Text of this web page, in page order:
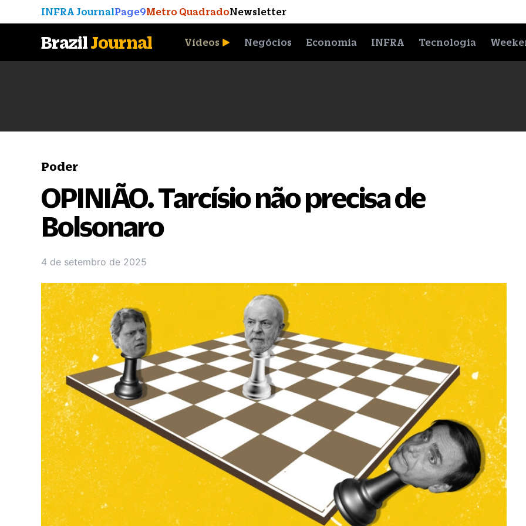
INFRA JournalPage9Metro QuadradoNewsletter
BrazilJournal Vídeos Negócios Economia INFRA Tecnologia
Poder
OPINIÃO. Tarcísio não precisa de
Bolsonaro
4 de setembro de 2025